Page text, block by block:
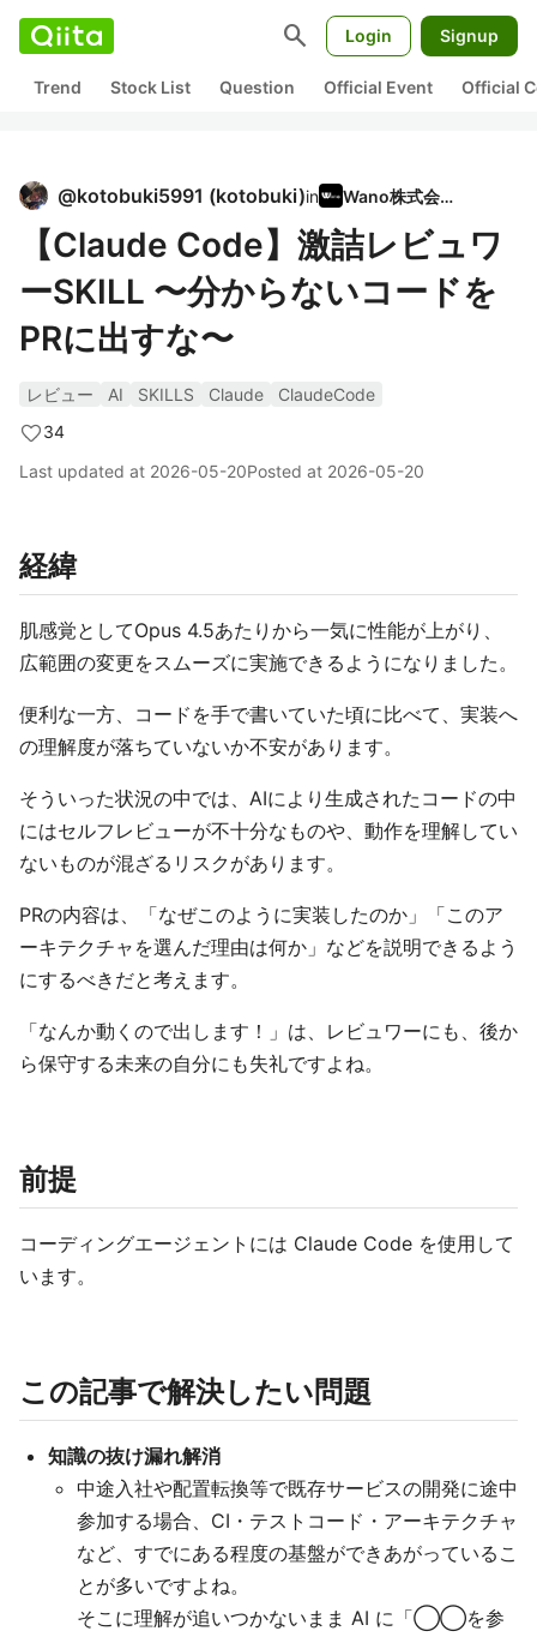
search Login Signup
Trend Stock List Question Official Event Official
@kotobuki5991 (kotobuki)in Wano株式会社
【Claude Code】激詰レビュワ
ーSKILL 〜分からないコードを
PRに出すな〜
レビュー AI SKILLS Claude
ClaudeCode
34
Last updated at 2026-05-20Posted at 2026-05-20
経緯
肌感覚としてOpus 4.5あたりから一気に性能が上がり、
広範囲の変更をスムーズに実施できるようになりました。
便利な一方、コードを手で書いていた頃に比べて、実装へ
の理解度が落ちていないか不安があります。
そういった状況の中では、AIにより生成されたコードの中
にはセルフレビューが不十分なものや、動作を理解してい
ないものが混ざるリスクがあります。
PRの内容は、「なぜこのように実装したのか」「このア
ーキテクチャを選んだ理由は何か」などを説明できるよう
にするべきだと考えます。
「なんか動くので出します！」は、レビュワーにも、後か
ら保守する未来の自分にも失礼ですよね。
前提
コーディングエージェントには Claude Code を使用して
います。
この記事で解決したい問題
知識の抜け漏れ解消
中途入社や配置転換等で既存サービスの開発に途中
参加する場合、CI・テストコード・アーキテクチャ
など、すでにある程度の基盤ができあがっているこ
とが多いですよね。
そこに理解が追いつかないまま AI に「◯◯を参